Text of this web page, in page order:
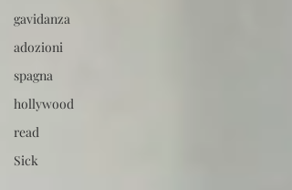
gavidanza
adozioni
spagna
hollywood
read
Sick